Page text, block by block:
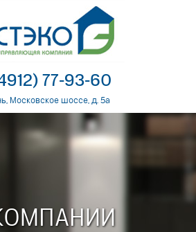
77-93-60
Московское шоссе, д. 5а